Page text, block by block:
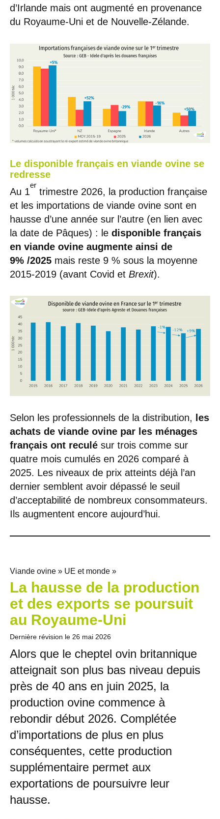
d’Irlande mais ont augmenté en provenance
du Royaume-Uni et de Nouvelle-Zélande.
Le disponible français en viande ovine se
redresse
Au 1
er
trimestre 2026, la production française
et les importations de viande ovine sont en
hausse d’une année sur l’autre (en lien avec
la date de Pâques) : le disponible français
en viande ovine augmente ainsi de
9% /2025 mais reste 9 % sous la moyenne
2015-2019 (avant Covid et Brexit).
Selon les professionnels de la distribution,
les
achats de viande ovine par les ménages
français ont reculé sur trois comme sur
quatre mois cumulés en 2026 comparé à
2025. Les niveaux de prix atteints déjà l’an
dernier semblent avoir dépassé le seuil
d’acceptabilité de nombreux consommateurs.
Ils augmentent encore aujourd’hui.
Viande ovine » UE et monde »
La hausse de la production
et des exports se poursuit
au Royaume-Uni
Dernière révision le 26 mai 2026
Alors que le cheptel ovin britannique
atteignait son plus bas niveau depuis
près de 40 ans en juin 2025, la
production ovine commence à
rebondir début 2026. Complétée
d’importations de plus en plus
conséquentes, cette production
supplémentaire permet aux
exportations de poursuivre leur
hausse.